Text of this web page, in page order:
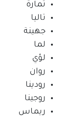
تمارة
تاليا
جهينة
لما
لؤي
روان
رودينا
روجينا
ريماس